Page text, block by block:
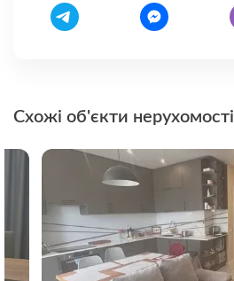
Схожі об'єкти нерухомості